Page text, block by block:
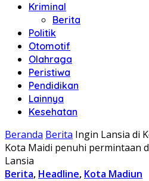
Kriminal
Berita
Politik
Otomotif
Olahraga
Peristiwa
Pendidikan
Lainnya
Kesehatan
Beranda Berita Ingin Lansia di
Kota Maidi penuhi permintaan
Lansia
Berita, Headline, Kota Madiun